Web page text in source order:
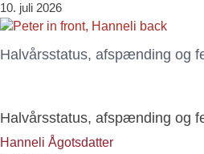
10. juli 2026
Halvårsstatus, afspænding og
Halvårsstatus, afspænding og
Hanneli Ågotsdatter